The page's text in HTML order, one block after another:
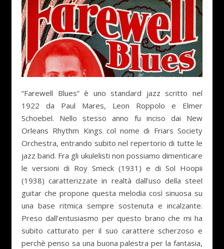
“Farewell Blues” è uno standard jazz scritto nel
1922 da Paul Mares, Leon Roppolo e Elmer
Schoebel. Nello stesso anno fu inciso dai New
Orleans Rhythm Kings col nome di Friars Society
Orchestra, entrando subito nel repertorio di tutte le
jazz band. Fra gli ukulelisti non possiamo dimenticare
le versioni di Roy Smeck (1931) e di Sol Hoopii
(1938) caratterizzate in realtà dall’uso della steel
guitar che propone questa melodia così sinuosa su
una base ritmica sempre sostenuta e incalzante.
Preso dall’entusiasmo per questo brano che mi ha
subito catturato per il suo carattere scherzoso e
perchè penso sa una buona palestra per la fantasia,